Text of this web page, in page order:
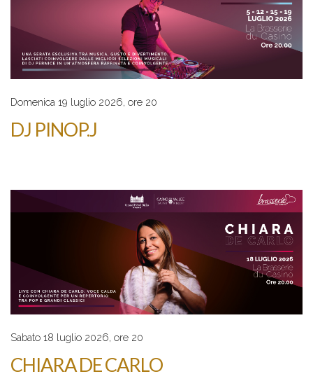
Domenica 19 luglio 2026, ore 20
DJ PINOP.J
Sabato 18 luglio 2026, ore 20
CHIARA DE CARLO